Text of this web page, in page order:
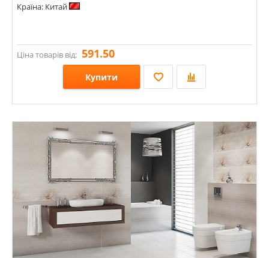
Країна: Китай
Ціна товарів від: 591.50
Купити
Розміри: 600х600; 595х595; 600х1200;
Стилі: Під мармур; Під камінь; Моноколор; Онікс; Геометрія, орнамент;
Кольори: